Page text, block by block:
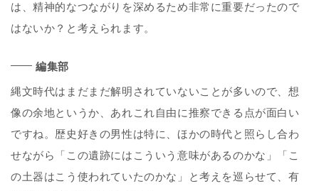
は、精神的なつながりを深めるため非常に重要だったので
はないか？と考えられます。
編集部
縄文時代はまだまだ解明されていないことが多いので、想
像の余地というか、あれこれ自由に推察できる点が面白い
ですね。歴史好きの男性は特に、ほかの時代と照らし合わ
せながら「この遺跡にはこういう意味があるのかな」「こ
の土器はこう使われていたのかな」と考えを巡らせて、有